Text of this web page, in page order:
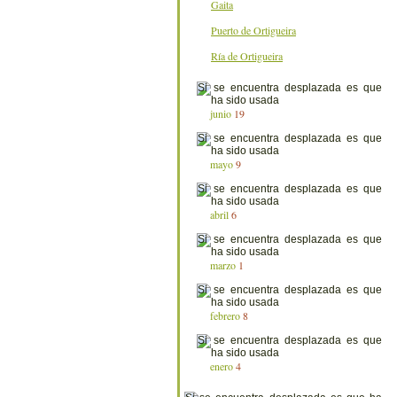
Gaita
Puerto de Ortigueira
Ría de Ortigueira
junio 19
mayo 9
abril 6
marzo 1
febrero 8
enero 4